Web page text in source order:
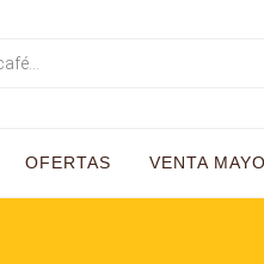
OFERTAS VENTA